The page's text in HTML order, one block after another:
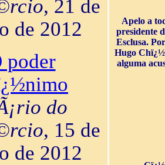
, 21 de
de 2012
poder
do
, 15 de
de 2012
Apelo a
presidente
Esclusa.
Hugo
alguma